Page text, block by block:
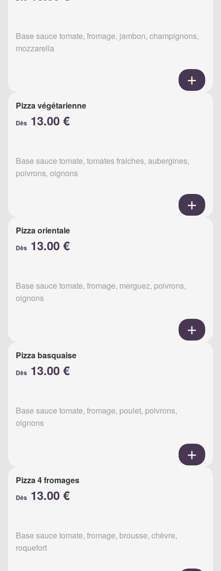
Base sauce tomate, fromage, jambon, champignons,
mozzarella
Pizza végétarienne
Dès 13.00 €
Base sauce tomate, tomates fraiches, aubergines,
poivrons, oignons
Pizza orientale
Dès 13.00 €
Base sauce tomate, fromage, merguez, poivrons,
oignons
Pizza basquaise
Dès 13.00 €
Base sauce tomate, fromage, poulet, poivrons,
oignons
Pizza 4 fromages
Dès 13.00 €
Base sauce tomate, fromage, brousse, chèvre,
roquefort